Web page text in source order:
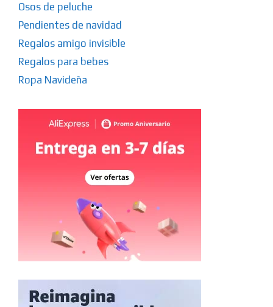
Osos de peluche
Pendientes de navidad
Regalos amigo invisible
Regalos para bebes
Ropa Navideña